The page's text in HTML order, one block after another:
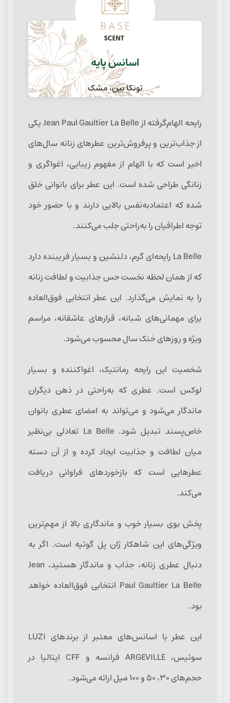
اسانس پایه
تونکا بین، مشک
رایحه الهام‌گرفته از Jean Paul Gaultier La Belle یکی
از جذاب‌ترین و پرفروش‌ترین عطرهای زنانه سال‌های
اخیر است که با الهام از مفهوم زیبایی، اغواگری و
زنانگی طراحی شده است. این عطر برای بانوانی خلق
شده که اعتمادبه‌نفس بالایی دارند و با حضور خود
توجه اطرافیان را به‌راحتی جلب می‌کنند.
La Belle رایحه‌ای گرم، دلنشین و بسیار فریبنده دارد
که از همان لحظه نخست حس جذابیت و لطافت زنانه
را به نمایش می‌گذارد. این عطر انتخابی فوق‌العاده
برای مهمانی‌های شبانه، قرارهای عاشقانه، مراسم
ویژه و روزهای خنک سال محسوب می‌شود.
شخصیت این رایحه رمانتیک، اغواکننده و بسیار
لوکس است. عطری که به‌راحتی در ذهن دیگران
ماندگار می‌شود و می‌تواند به امضای عطری بانوان
خاص‌پسند تبدیل شود. La Belle تعادلی بی‌نظیر
میان لطافت و جذابیت ایجاد کرده و از آن دسته
عطرهایی است که بازخوردهای فراوانی دریافت
می‌کند.
پخش بوی بسیار خوب و ماندگاری بالا از مهم‌ترین
ویژگی‌های این شاهکار ژان پل گوتیه است. اگر به
دنبال عطری زنانه، جذاب و ماندگار هستید، Jean
Paul Gaultier La Belle انتخابی فوق‌العاده خواهد
بود.
این عطر با اسانس‌های معتبر از برندهای LUZI
سوئیس، ARGEVILLE فرانسه و CFF ایتالیا در
حجم‌های ۳۰، ۵۰ و ۱۰۰ میل ارائه می‌شود.